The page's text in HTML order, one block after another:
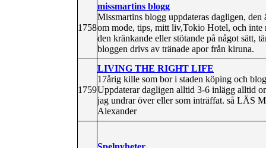
1758
missmartins blogg
Missmartins blogg uppdateras dagligen,
om mode, tips, mitt liv,Tokio Hotel, och inte
den kränkande eller stötande på något sätt,
bloggen drivs av tränade apor från kiruna.
1759
LIVING THE RIGHT LIFE
17årig kille som bor i staden köping och
Uppdaterar dagligen alltid 3-6 inlägg alltid
jag undrar över eller som inträffat. så LÄS
Alexander